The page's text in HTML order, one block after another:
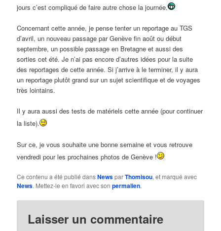
jours c’est compliqué de faire autre chose la journée.
Concernant cette année, je pense tenter un reportage au TGS
d’avril, un nouveau passage par Genève fin août ou début
septembre, un possible passage en Bretagne et aussi des
sorties cet été. Je n’ai pas encore d’autres idées pour la suite
des reportages de cette année. Si j’arrive à le terminer, il y aura
un reportage plutôt grand sur un sujet scientifique et de voyages
très lointains.
Il y aura aussi des tests de matériels cette année (pour continuer
la liste).
Sur ce, je vous souhaite une bonne semaine et vous retrouve
vendredi pour les prochaines photos de Genève !
Ce contenu a été publié dansNewsparThomisou, et marqué avec
News. Mettez-le en favori avec sonpermalien.
Laisser un commentaire